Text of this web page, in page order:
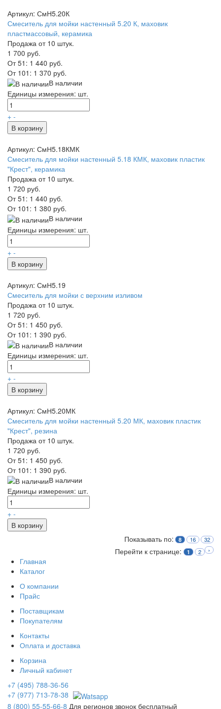
Артикул: СмН5.20К
Смеситель для мойки настенный 5.20 К, маховик
пластмассовый, керамика
Продажа от 10 штук.
1 700 руб.
От 51: 1 440 руб.
От 101: 1 370 руб.
В наличии
Единицы измерения: шт.
+ -
В корзину
Артикул: СмН5.18КМК
Смеситель для мойки настенный 5.18 КМК, маховик пластик
"Крест", керамика
Продажа от 10 штук.
1 720 руб.
От 51: 1 440 руб.
От 101: 1 380 руб.
В наличии
Единицы измерения: шт.
+ -
В корзину
Артикул: СмН5.19
Смеситель для мойки с верхним изливом
Продажа от 10 штук.
1 720 руб.
От 51: 1 450 руб.
От 101: 1 390 руб.
В наличии
Единицы измерения: шт.
+ -
В корзину
Артикул: СмН5.20МК
Смеситель для мойки настенный 5.20 МК, маховик пластик
"Крест", резина
Продажа от 10 штук.
1 720 руб.
От 51: 1 450 руб.
От 101: 1 390 руб.
В наличии
Единицы измерения: шт.
+ -
В корзину
Показывать по:
8 16 32
Перейти к странице: 1 2 ›
Главная
Каталог
О компании
Прайс
Поставщикам
Покупателям
Контакты
Оплата и доставка
Корзина
Личный кабинет
+7 (495) 788-36-56
+7 (977) 713-78-38
8 (800) 55-55-66-8 Для регионов звонок бесплатный